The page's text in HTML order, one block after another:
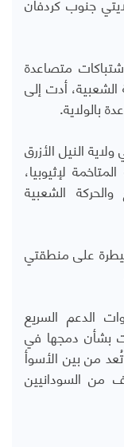
متصاعدة
أدت إلى
بالولاية.
النيل الأزرق
المتاخمة لإثيوبيا،
الشعبية
على منطقتي
تخوض قوات الدعم السريع
بشأن دمجها في
من بين الأسوأ
من السودانيين